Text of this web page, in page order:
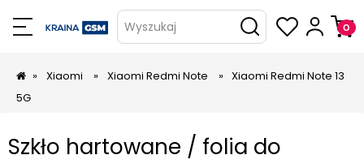
Wyszukaj
» Xiaomi » Xiaomi Redmi Note » Xiaomi Redmi Note 13
5G
Szkło hartowane / folia do